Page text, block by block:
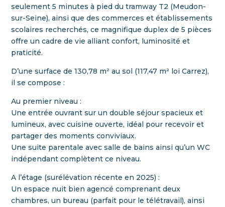
seulement 5 minutes à pied du tramway T2 (Meudon-
sur-Seine), ainsi que des commerces et établissements
scolaires recherchés, ce magnifique duplex de 5 pièces
offre un cadre de vie alliant confort, luminosité et
praticité.
D’une surface de 130,78 m² au sol (117,47 m² loi Carrez),
il se compose :
Au premier niveau :
Une entrée ouvrant sur un double séjour spacieux et
lumineux, avec cuisine ouverte, idéal pour recevoir et
partager des moments conviviaux.
Une suite parentale avec salle de bains ainsi qu’un WC
indépendant complètent ce niveau.
A l’étage (surélévation récente en 2025) :
Un espace nuit bien agencé comprenant deux
chambres, un bureau (parfait pour le télétravail), ainsi